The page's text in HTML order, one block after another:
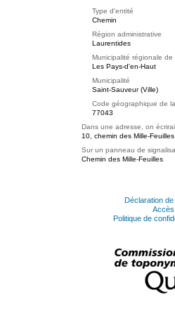
Type d'entité
Chemin
Région administrative
Laurentides
Municipalité régionale de
Les Pays-d'en-Haut
Municipalité
Saint-Sauveur (Ville)
Code géographique de
77043
Dans une adresse, on
10, chemin des Mille-Feuilles
Sur un panneau de
Chemin des Mille-Feuilles
Déclaration
Accès
Politique de